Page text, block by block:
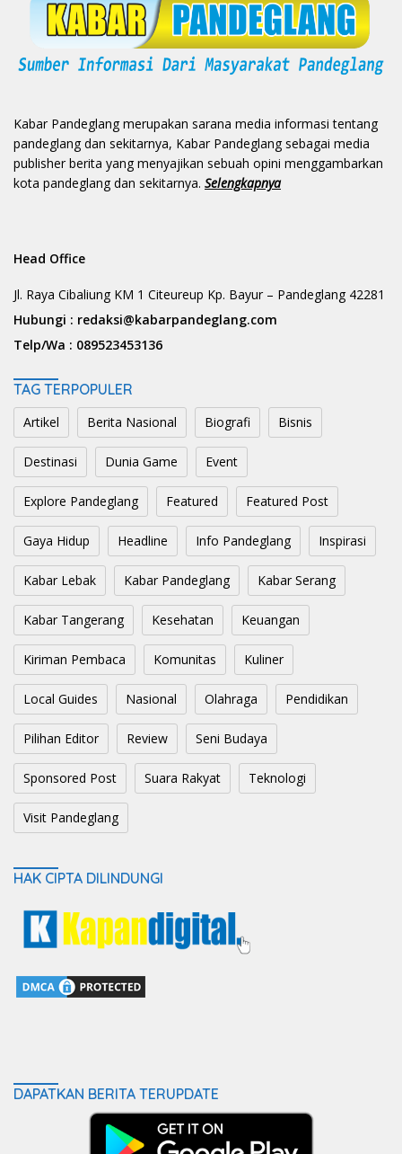
Kabar Pandeglang merupakan sarana media informasi tentang
pandeglang dan sekitarnya, Kabar Pandeglang sebagai media
publisher berita yang menyajikan sebuah opini menggambarkan
kota pandeglang dan sekitarnya. Selengkapnya
Head Office
Jl. Raya Cibaliung KM 1 Citeureup Kp. Bayur – Pandeglang 42281
Hubungi : redaksi@kabarpandeglang.com
Telp/Wa : 089523453136
TAG TERPOPULER
Artikel Berita Nasional Biografi Bisnis
Destinasi Dunia Game Event
Explore Pandeglang Featured Featured Post
Gaya Hidup Headline Info Pandeglang Inspirasi
Kabar Lebak Kabar Pandeglang Kabar Serang
Kabar Tangerang Kesehatan Keuangan
Kiriman Pembaca Komunitas Kuliner
Local Guides Nasional Olahraga Pendidikan
Pilihan Editor Review Seni Budaya
Sponsored Post Suara Rakyat Teknologi
Visit Pandeglang
HAK CIPTA DILINDUNGI
DAPATKAN BERITA TERUPDATE